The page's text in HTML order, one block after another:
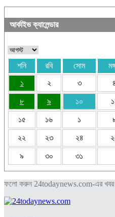
আর্কাইভ ক্যালেন্ডার
শনি রবি সোম
১
২ ৩
৮ ৯ ১০
১৫ ১৬ ১
২২ ২৩ ২৪
৯ ৩০ ৩১
ফলো করুন 24todaynews.com-এর খবর